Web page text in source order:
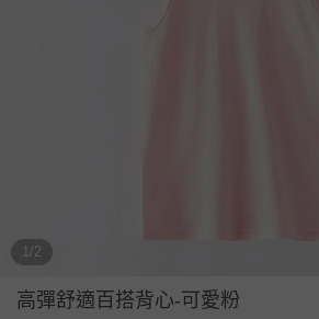
1/2
高彈舒適百搭背心-可愛粉